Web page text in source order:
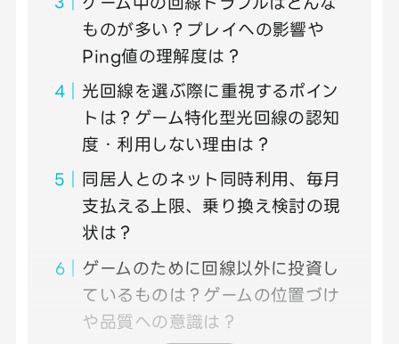
ものが多い？プレイへの影響や
Ping値の理解度は？
光回線を選ぶ際に重視するポイン
トは？ゲーム特化型光回線の認知
度・利用しない理由は？
同居人とのネット同時利用、毎月
支払える上限、乗り換え検討の現
状は？
ゲームのために回線以外に投資し
ているものは？ゲームの位置づけ
や品質への意識は？